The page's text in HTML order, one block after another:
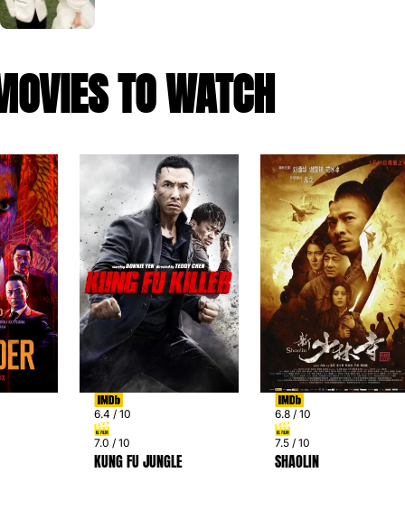
TO WATCH
6.4 / 10
7.0 / 10
KUNG FU JUNGLE
6.8 / 10
7.5 / 10
SHAOLIN